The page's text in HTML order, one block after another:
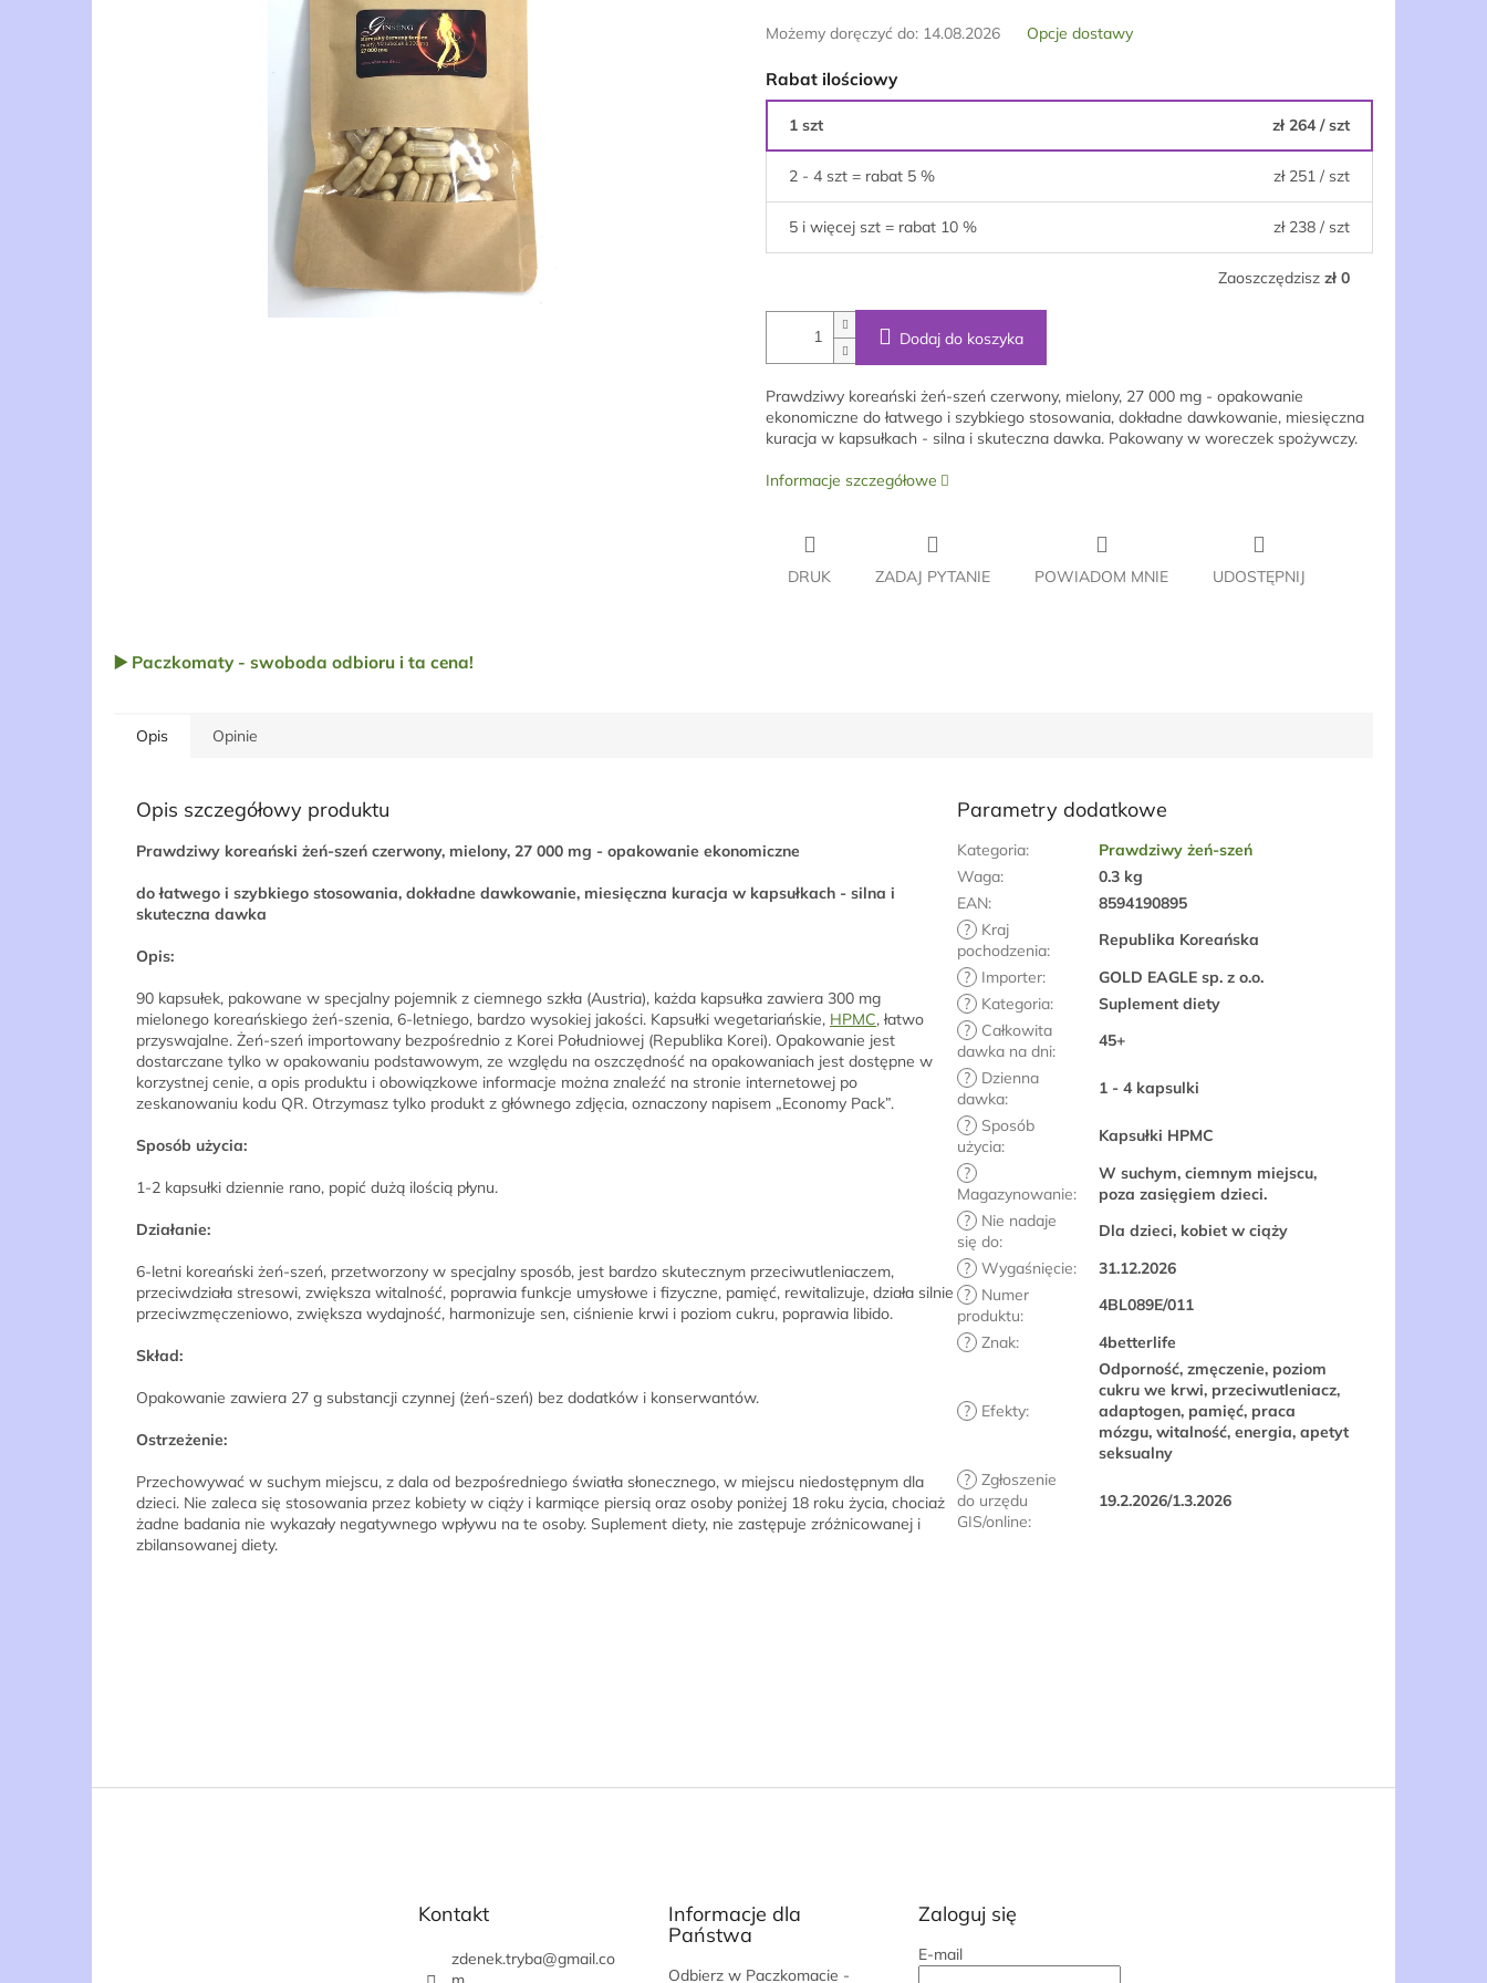
Możemy doręczyć do: 14.08.2026 Opcje dostawy
Rabat ilościowy
1 szt zł 264/ szt
2 - 4 szt = rabat 5 % zł 251 / szt
5 i więcej szt = rabat 10 % zł 238 / szt
Zaoszczędzisz zł 0
Dodaj do koszyka
Prawdziwy koreański żeń-szeń czerwony, mielony, 27 000 mg - opakowanie
ekonomiczne do łatwego i szybkiego stosowania, dokładne dawkowanie, miesięczna
kuracja w kapsułkach - silna i skuteczna dawka. Pakowany w woreczek spożywczy.
Informacje szczegółowe
DRUK ZADAJ PYTANIE POWIADOM MNIE UDOSTĘPNIJ
▶️ Paczkomaty - swoboda odbioru i ta cena!
Opis Opinie
Opis szczegółowy produktu
Prawdziwy koreański żeń-szeń czerwony, mielony, 27 000 mg - opakowanie ekonomiczne
do łatwego i szybkiego stosowania, dokładne dawkowanie, miesięczna kuracja w kapsułkach - silna i
skuteczna dawka
Opis:
90 kapsułek, pakowane w specjalny pojemnik z ciemnego szkła (Austria), każda kapsułka zawiera 300 mg
mielonego koreańskiego żeń-szenia, 6-letniego, bardzo wysokiej jakości. Kapsułki wegetariańskie, HPMC, łatwo
przyswajalne. Żeń-szeń importowany bezpośrednio z Korei Południowej (Republika Korei). Opakowanie jest
dostarczane tylko w opakowaniu podstawowym, ze względu na oszczędność na opakowaniach jest dostępne w
korzystnej cenie, a opis produktu i obowiązkowe informacje można znaleźć na stronie internetowej po
zeskanowaniu kodu QR. Otrzymasz tylko produkt z głównego zdjęcia, oznaczony napisem „Economy Pack”.
Sposób użycia:
1-2 kapsułki dziennie rano, popić dużą ilością płynu.
Działanie:
6-letni koreański żeń-szeń, przetworzony w specjalny sposób, jest bardzo skutecznym przeciwutleniaczem,
przeciwdziała stresowi, zwiększa witalność, poprawia funkcje umysłowe i fizyczne, pamięć, rewitalizuje, działa silnie
przeciwzmęczeniowo, zwiększa wydajność, harmonizuje sen, ciśnienie krwi i poziom cukru, poprawia libido.
Skład:
Opakowanie zawiera 27 g substancji czynnej (żeń-szeń) bez dodatków i konserwantów.
Ostrzeżenie:
Przechowywać w suchym miejscu, z dala od bezpośredniego światła słonecznego, w miejscu niedostępnym dla
dzieci. Nie zaleca się stosowania przez kobiety w ciąży i karmiące piersią oraz osoby poniżej 18 roku życia, chociaż
żadne badania nie wykazały negatywnego wpływu na te osoby. Suplement diety, nie zastępuje zróżnicowanej i
zbilansowanej diety.
Parametry dodatkowe
Kategoria:
Prawdziwy żeń-szeń
Waga:
0.3 kg
EAN:
8594190895
?
Kraj
pochodzenia:
Republika Koreańska
?
Importer:
GOLD EAGLE sp. z o.o.
?
Kategoria:
Suplement diety
?
Całkowita
dawka na dni:
45+
?
Dzienna
dawka:
1 - 4 kapsulki
?
Sposób
użycia:
Kapsułki HPMC
?
Magazynowanie:
W suchym, ciemnym miejscu,
poza zasięgiem dzieci.
?
Nie nadaje
się do:
Dla dzieci, kobiet w ciąży
? Wygaśnięcie:
31.12.2026
?
Numer
produktu:
4BL089E/011
? Znak: 4betterlife
? Efekty:
Odporność, zmęczenie, poziom
cukru we krwi, przeciwutleniacz,
adaptogen, pamięć, praca
mózgu, witalność, energia, apetyt
seksualny
? Zgłoszenie
do urzędu
GIS/online:
19.2.2026/1.3.2026
Kontakt
zdenek.tryba@gmail.co
Informacje dla
Państwa
Odbierz w Paczkomacie -
Zaloguj się
E-mail